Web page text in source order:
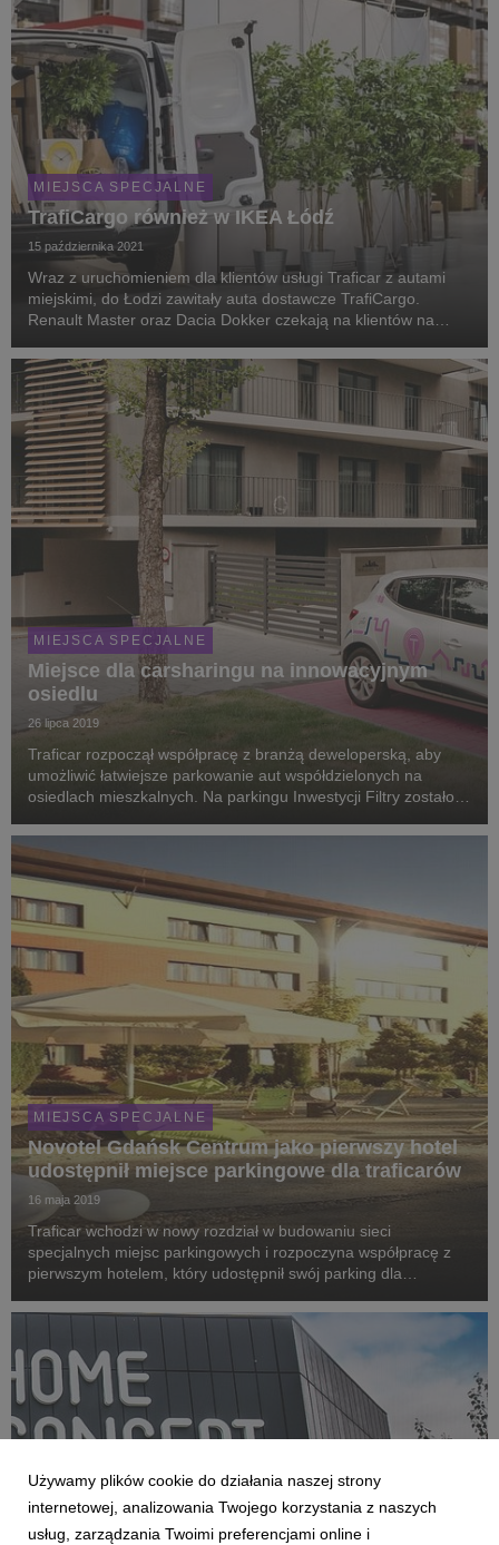
MIEJSCA SPECJALNE
TrafiCargo również w IKEA Łódź
15 października 2021
Wraz z uruchomieniem dla klientów usługi Traficar z autami
miejskimi, do Łodzi zawitały auta dostawcze TrafiCargo.
Renault Master oraz Dacia Dokker czekają na klientów na
IKEA Łódź, ul Pabianicka 255.
MIEJSCA SPECJALNE
Miejsce dla carsharingu na innowacyjnym
osiedlu
26 lipca 2019
Traficar rozpoczął współpracę z branżą deweloperską, aby
umożliwić łatwiejsze parkowanie aut współdzielonych na
osiedlach mieszkalnych. Na parkingu Inwestycji Filtry zostało
traficarów. Mieszkańcy miasta będą mogli wyg...
MIEJSCA SPECJALNE
Novotel Gdańsk Centrum jako pierwszy hotel
udostępnił miejsce parkingowe dla traficarów
16 maja 2019
Traficar wchodzi w nowy rozdział w budowaniu sieci
specjalnych miejsc parkingowych i rozpoczyna współpracę z
pierwszym hotelem, który udostępnił swój parking dla
coraz chętniej wynajmują auta na minuty.
Używamy plików cookie do działania naszej strony
internetowej, analizowania Twojego korzystania z naszych
usług, zarządzania Twoimi preferencjami online i